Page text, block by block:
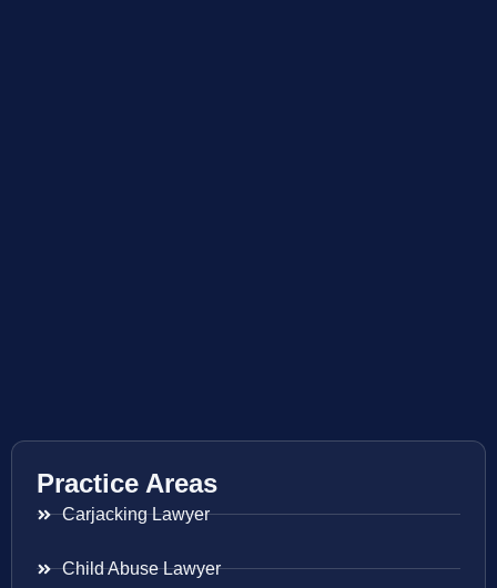
Practice Areas
Carjacking Lawyer
Child Abuse Lawyer